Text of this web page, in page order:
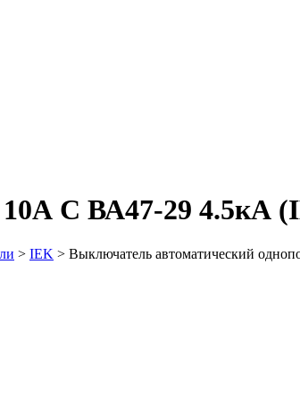
C ВА47-29 4.5кА
> IEK > Выключатель автоматический